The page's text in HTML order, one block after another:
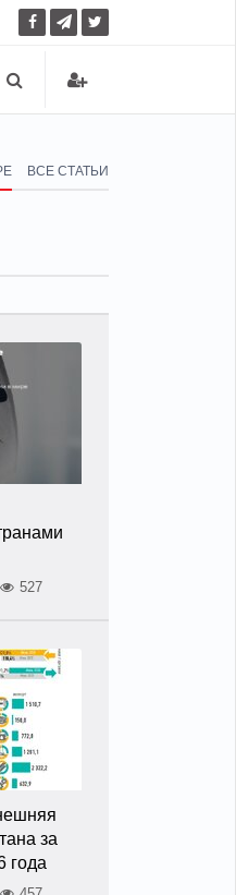
ВСЕ СТАТЬИ
527
за
года